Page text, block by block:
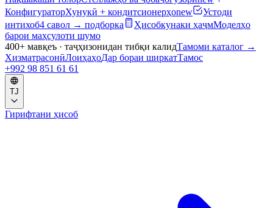
КонфигураторХунукӣ + кондитсионерҳоnew
Устоди
интихоб4 савол → подборка Ҳисобкунаки ҳаҷмМоделҳо
барои маҳсулоти шумо
400+ мавқеъ · таҷҳизонидан тибқи калидТамоми каталог →
ХизматрасонӣЛоиҳаҳоДар бораи ширкатТамос
+992 98 851 61 61
TJ
Гирифтани ҳисоб